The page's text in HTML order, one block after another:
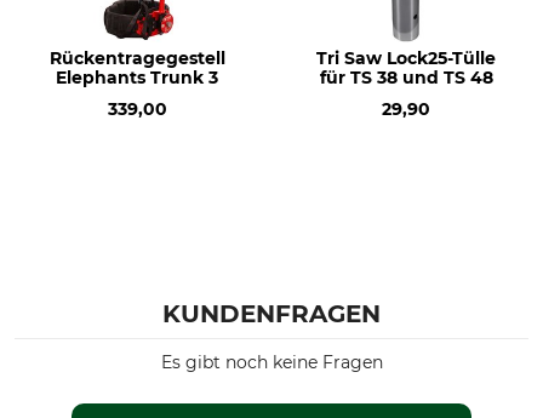
Rückentragegestell
Elephants Trunk 3
339,00
Tri Saw Lock25-Tülle
für TS 38 und TS 48
29,90
KUNDENFRAGEN
Es gibt noch keine Fragen